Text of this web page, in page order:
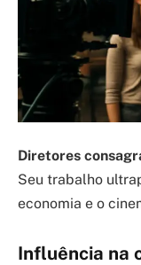
Diretores
Seu trabalho
economia e o
Influência na